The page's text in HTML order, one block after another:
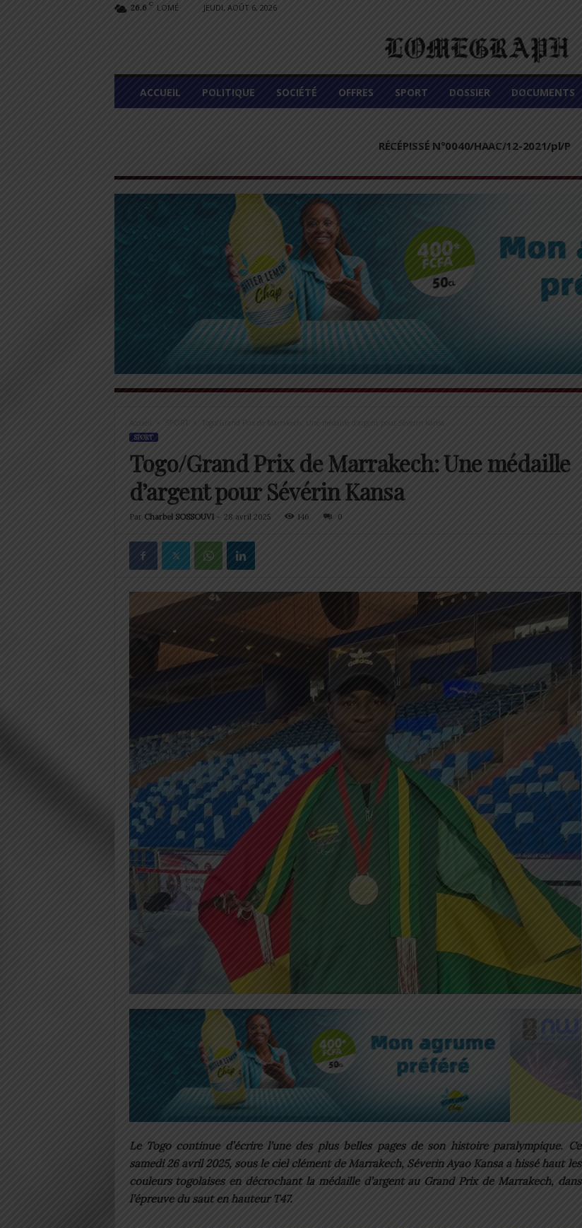
26.6 C LOMÉ JEUDI, AOÛT 6, 2026
L
M
ACCUEIL POLITIQUE SOCIÉTÉ OFFRES SPORT DOSSIER DOCUMENTS
RÉCÉPISSÉ N°0040/HAAC/12-2021/pl/P
Accueil SPORT Togo/Grand Prix de Marrakech: Une médaille d’argent pour Sévérin Kansa
SPORT
Togo/Grand Prix de Marrakech: Une médaille
d’argent pour Sévérin Kansa
Par Charbel SOSSOUVI- 28 avril 2025 146 0
Le Togo continue d’écrire l’une des plus belles pages de son histoire paralympique. Ce
samedi 26 avril 2025, sous le ciel clément de Marrakech, Séverin Ayao Kansa a hissé haut les
couleurs togolaises en décrochant la médaille d’argent au Grand Prix de Marrakech, dans
l’épreuve du saut en hauteur T47.